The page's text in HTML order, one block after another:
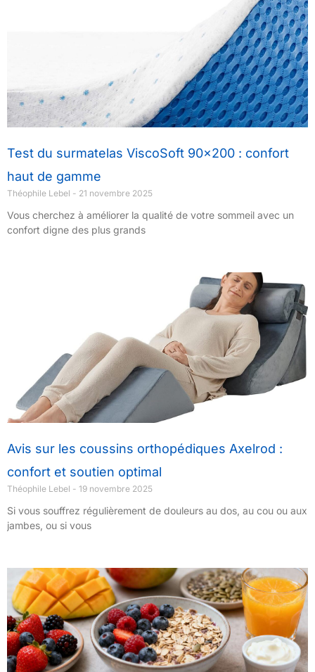
Test du surmatelas ViscoSoft 90×200 : confort
haut de gamme
Théophile Lebel 21 novembre 2025
Vous cherchez à améliorer la qualité de votre sommeil avec un
confort digne des plus grands
Avis sur les coussins orthopédiques Axelrod :
confort et soutien optimal
Théophile Lebel 19 novembre 2025
Si vous souffrez régulièrement de douleurs au dos, au cou ou aux
jambes, ou si vous